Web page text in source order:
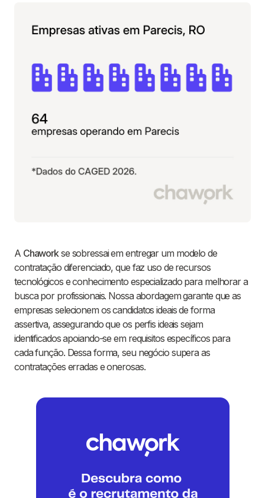
A Chaworkse sobressai em entregar um modelo de
contratação diferenciado, que faz uso de recursos
tecnológicos e conhecimento especializado para melhorar a
busca por profissionais. Nossa abordagem garante que as
empresas selecionem os candidatos ideais de forma
assertiva, assegurando que os perfis ideais sejam
identificados apoiando-se em requisitos específicos para
cada função. Dessa forma, seu negócio supera as
contratações erradas e onerosas.